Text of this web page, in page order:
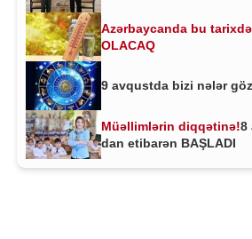
Azərbaycanda bu
OLACAQ
9 avqustda bizi nələr
Müəllimlərin diqqətinə!8
dan etibarən BAŞLADI